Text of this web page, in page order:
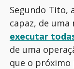
Segundo Tito,
capaz, de
executar
de uma
que o próximo